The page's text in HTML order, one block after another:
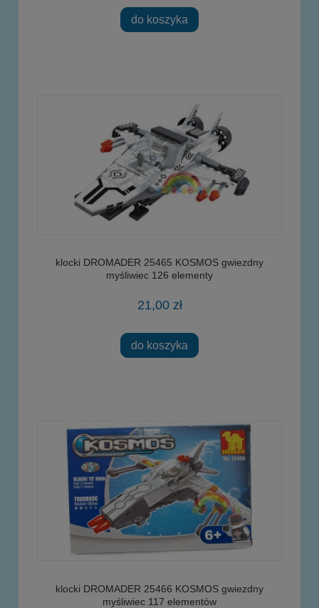
do koszyka
klocki DROMADER 25465 KOSMOS gwiezdny
myśliwiec 126 elementy
21,00 zł
do koszyka
klocki DROMADER 25466 KOSMOS gwiezdny
myśliwiec 117 elementów